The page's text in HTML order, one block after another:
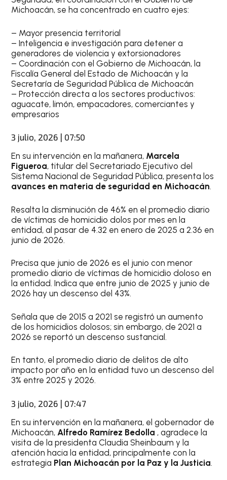
Michoacán, se ha concentrado en cuatro ejes:
– Mayor presencia territorial
– Inteligencia e investigación para detener a
generadores de violencia y extorsionadores
– Coordinación con el Gobierno de Michoacán, la
Fiscalía General del Estado de Michoacán y la
Secretaría de Seguridad Pública de Michoacán
– Protección directa a los sectores productivos:
aguacate, limón, empacadores, comerciantes y
empresarios
3 julio, 2026 | 07:50
En su intervención en la mañanera, Marcela
Figueroa, titular del Secretariado Ejecutivo del
Sistema Nacional de Seguridad Pública, presenta los
avances en materia de seguridad en Michoacán.
Resalta la disminución de 46% en el promedio diario
de víctimas de homicidio dolos por mes en la
entidad, al pasar de 4.32 en enero de 2025 a 2.36 en
junio de 2026.
Precisa que junio de 2026 es el junio con menor
promedio diario de víctimas de homicidio doloso en
la entidad. Indica que entre junio de 2025 y junio de
2026 hay un descenso del 43%.
Señala que de 2015 a 2021 se registró un aumento
de los homicidios dolosos; sin embargo, de 2021 a
2026 se reportó un descenso sustancial.
En tanto, el promedio diario de delitos de alto
impacto por año en la entidad tuvo un descenso del
3% entre 2025 y 2026.
3 julio, 2026 | 07:47
En su intervención en la mañanera, el gobernador de
Michoacán, Alfredo Ramírez Bedolla , agradece la
visita de la presidenta Claudia Sheinbaum y la
atención hacia la entidad, principalmente con la
estrategia Plan Michoacán por la Paz y la Justicia.